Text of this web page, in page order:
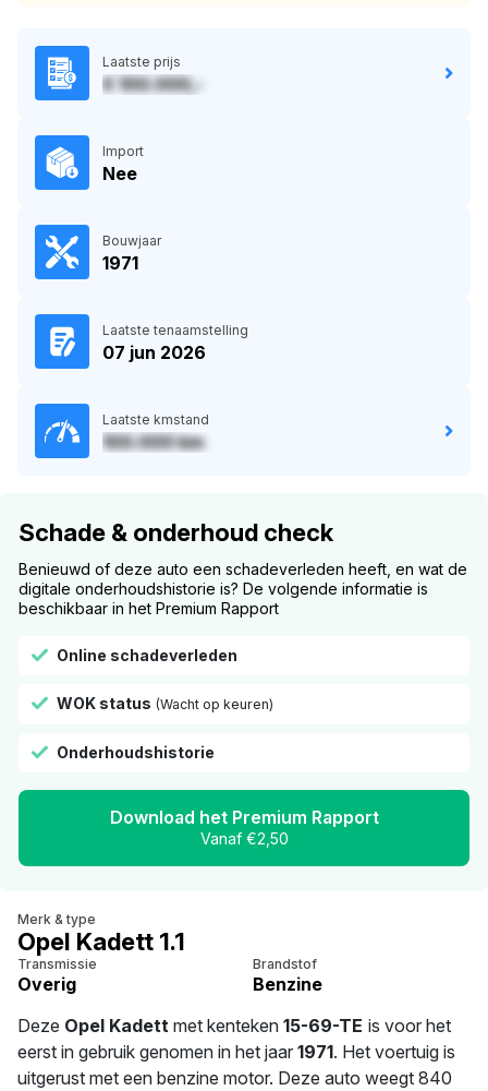
Laatste prijs
€ 100.000,-
Import
Nee
Bouwjaar
1971
Laatste tenaamstelling
07 jun 2026
Laatste kmstand
100.000 km
Schade & onderhoud check
Benieuwd of deze auto een schadeverleden heeft, en wat de
digitale onderhoudshistorie is? De volgende informatie is
beschikbaar in het Premium Rapport
Online schadeverleden
WOK status (Wacht op keuren)
Onderhoudshistorie
Download het Premium Rapport
Vanaf €2,50
Merk & type
Opel Kadett 1.1
Transmissie
Overig
Brandstof
Benzine
Deze Opel Kadett met kenteken 15-69-TE is voor het
eerst in gebruik genomen in het jaar 1971. Het voertuig is
uitgerust met een benzine motor. Deze auto weegt 840